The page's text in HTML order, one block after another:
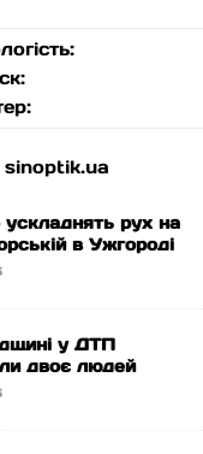
sinoptik.ua
рух на
в Ужгороді
у ДТП
двоє людей